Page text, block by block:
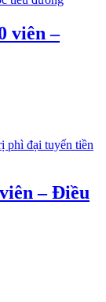
viên –
– Điều